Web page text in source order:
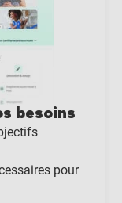
besoins
pour